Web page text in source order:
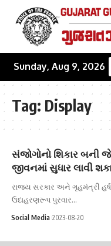
Sunday, Aug 9, 2026
Tag: Display
સંજોગોનો શિકાર બની
જીવનમાં સુધાર લાવી
રાજ્ય સરકાર અને ગૃહમંત્રી
ઉદાહરણરૂપ પુરવાર…
Social Media 2023-08-20